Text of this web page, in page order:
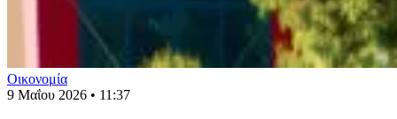
Οικονομία
9 Μαΐου 2026 • 11:37